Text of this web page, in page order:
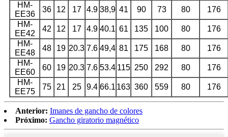
HM-
EE36
36 12 17 4.9 38,9 41 90 73 80
176
HM-
EE42
42 12 17 4.9 40.1 61 135 100 80
176
HM-
EE48
48 19 20.3 7.6 49,4 81 175 168 80
176
HM-
EE60
60 19 20.3 7.6 53.4 115 250 292 80
176
HM-
EE75
75 21 25 9.4 66.1 163 360 559 80 176
Anterior: Imanes de gancho de colores
Próximo: Gancho giratorio magnético